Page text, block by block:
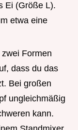
Ei (Größe L).
etwa eine
Formen
dass du das
Bei großen
ungleichmäßig
kann.